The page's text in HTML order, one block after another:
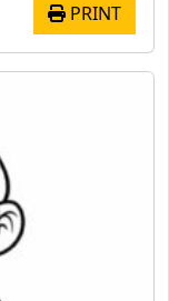
PRINT